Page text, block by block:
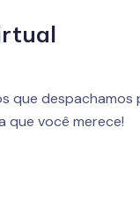
que despachamos
que você merece!